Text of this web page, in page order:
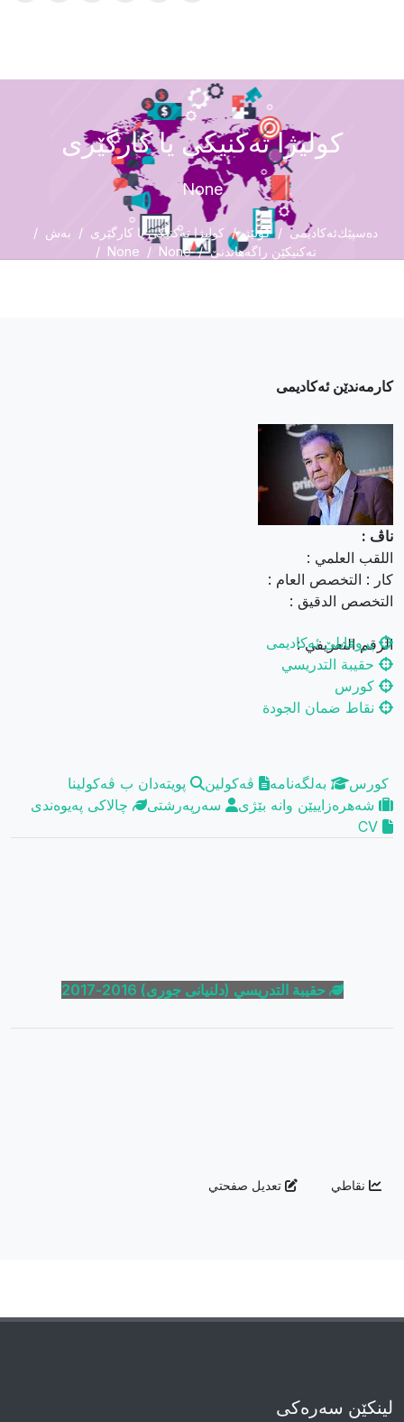
کولیژا تەکنیکى یا کارگێرى
None
دەسپێكئەکادیمی کۆلێژ کولیژا تەکنیکى یا کارگێرى
بەش
تەکنیکێن راگەهاندنێ
None
None
کارمەندێن ئەکادیمی
ناڤ :
اللقب العلمي :
کار : التخصص العام :
التخصص الدقيق :
الرقم التعريفي :
پروفایلێ ئەکادیمی
حقيبة التدريسي
کورس
نقاط ضمان الجودة
کورس بەلگەنامە ڤەکولین
پویتەدان ب ڤەکولینا
شەهرەزاییێن وانە بێژی
سەرپەرشتی چالاکی پەیوەندی
حقيبة التدريسي (دلنیانی جوری) 2016-2017
نقاطي تعديل صفحتي
لینکێن سەرەکی